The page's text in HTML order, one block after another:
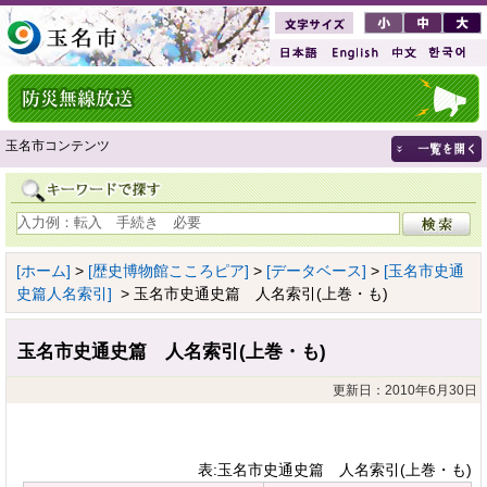
玉名市コンテンツ
[ホーム] > [歴史博物館こころピア] > [データベース] > [玉名市史通
史篇人名索引] > 玉名市史通史篇 人名索引(上巻・も)
玉名市史通史篇 人名索引(上巻・も)
更新日：2010年6月30日
表:玉名市史通史篇 人名索引(上巻・も)